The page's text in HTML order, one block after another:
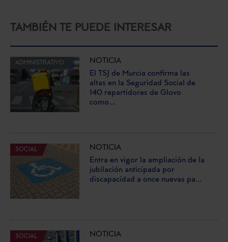
TAMBIÉN TE PUEDE INTERESAR
ADMINISTRATIVO
NOTICIA
El TSJ de Murcia confirma las
altas en la Seguridad Social de
140 repartidores de Glovo
como...
SOCIAL
NOTICIA
Entra en vigor la ampliación de la
jubilación anticipada por
discapacidad a once nuevas pa...
SOCIAL
NOTICIA